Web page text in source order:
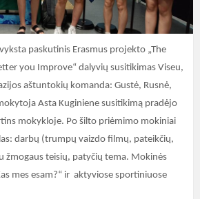
paskutinis Erasmus projekto „The
you Improve“ dalyvių susitikimas Viseu,
aštuntokių komanda: Gustė, Rusnė,
Asta Kuginiene susitikimą pradėjo
mokykloje. Po šilto priėmimo mokiniai
darbų (trumpų vaizdo filmų, pateikčių,
žmogaus teisių, patyčių tema. Mokinės
mes esam?“ ir aktyviose sportiniuose